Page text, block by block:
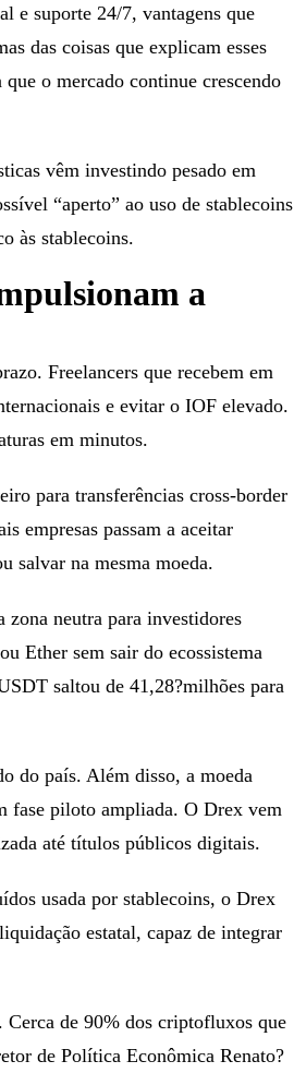
e suporte 24/7, vantagens que
das coisas que explicam esses
o mercado continue crescendo
vêm investindo pesado em
“aperto” ao uso de stablecoins
às stablecoins.
a
Freelancers que recebem em
e evitar o IOF elevado.
em minutos.
para transferências cross-border
empresas passam a aceitar
salvar na mesma moeda.
neutra para investidores
Ether sem sair do ecossistema
saltou de 41,28?milhões para
do país. Além disso, a moeda
fase piloto ampliada. O Drex vem
até títulos públicos digitais.
usada por stablecoins, o Drex
estatal, capaz de integrar
de 90% dos criptofluxos que
de Política Econômica Renato?